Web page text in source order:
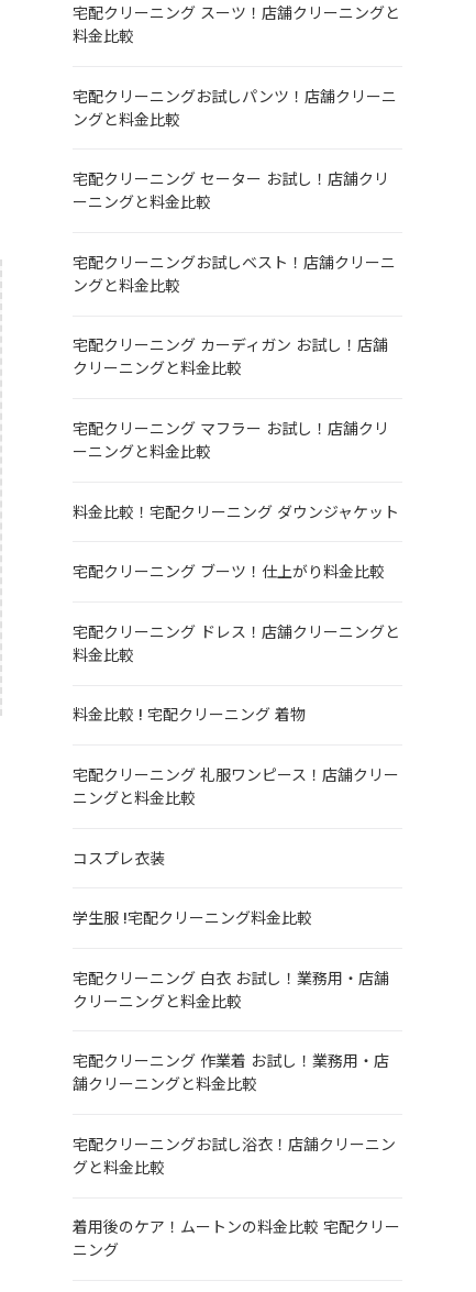
宅配クリーニング スーツ！店舗クリーニングと
料金比較
宅配クリーニングお試しパンツ！店舗クリーニ
ングと料金比較
宅配クリーニング セーター お試し！店舗クリ
ーニングと料金比較
宅配クリーニングお試しベスト！店舗クリーニ
ングと料金比較
宅配クリーニング カーディガン お試し！店舗
クリーニングと料金比較
宅配クリーニング マフラー お試し！店舗クリ
ーニングと料金比較
料金比較！宅配クリーニング ダウンジャケット
宅配クリーニング ブーツ！仕上がり料金比較
宅配クリーニング ドレス！店舗クリーニングと
料金比較
料金比較 ! 宅配クリーニング 着物
宅配クリーニング 礼服ワンピース！店舗クリー
ニングと料金比較
コスプレ衣装
学生服 !宅配クリーニング料金比較
宅配クリーニング 白衣 お試し！業務用・店舗
クリーニングと料金比較
宅配クリーニング 作業着 お試し！業務用・店
舗クリーニングと料金比較
宅配クリーニングお試し浴衣！店舗クリーニン
グと料金比較
着用後のケア！ムートンの料金比較 宅配クリー
ニング